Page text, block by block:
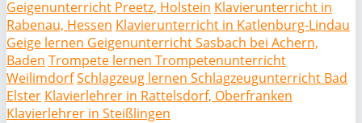
Geigenunterricht Preetz, Holstein Klavierunterricht in
Rabenau, Hessen Klavierunterricht in Katlenburg-Lindau
Geige lernen Geigenunterricht Sasbach bei Achern,
Baden Trompete lernen Trompetenunterricht
WeilimdorfSchlagzeug lernen Schlagzeugunterricht Bad
Elster Klavierlehrer in Rattelsdorf, Oberfranken
Klavierlehrer in Steißlingen